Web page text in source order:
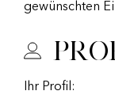
gewünschten
Ihr Profil: